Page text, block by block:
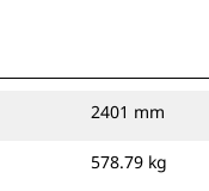
2401 mm
578.79 kg